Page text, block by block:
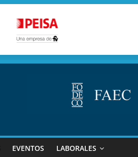
EVENTOS LABORALES